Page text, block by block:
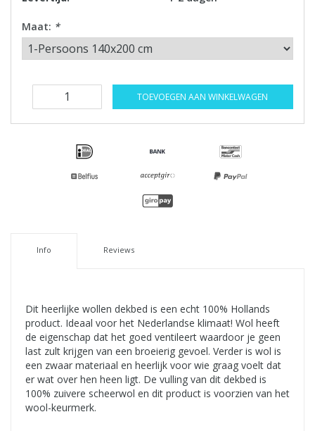
Maat: *
TOEVOEGEN AAN WINKELWAGEN
Info Reviews
Dit heerlijke wollen dekbed is een echt 100% Hollands
product. Ideaal voor het Nederlandse klimaat! Wol heeft
de eigenschap dat het goed ventileert waardoor je geen
last zult krijgen van een broeierig gevoel. Verder is wol is
een zwaar materiaal en heerlijk voor wie graag voelt dat
er wat over hen heen ligt. De vulling van dit dekbed is
100% zuivere scheerwol en dit product is voorzien van het
wool-keurmerk.